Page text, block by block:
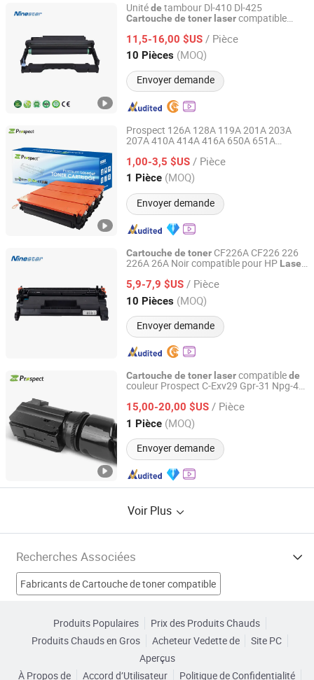
Unitéde tambour Dl-410 Dl-425
Cartouche de toner lasercompatible
Pages
11,5-16,00 $US / Pièce
10 Pièces (MOQ)
Envoyer demande
Zhuhai Ninestar Information Technology Co., Ltd.
Guangdong, China Depuis 2024
Prospect 126A 128A 119A 201A 203A
207A 410A 414A 416A 650A 651A
Fournituresde Bureau
pour Toner Couleur
1,00-3,5 $US / Pièce
1 Pièce (MOQ)
Envoyer demande
Prospect Image Products Limited of Zhuhai
Guangdong, China Depuis 2024
Cartouche de toner CF226A CF226 226
226A 26A Noir compatible pour HP Laser
5,9-7,9 $US / Pièce
10 Pièces (MOQ)
Envoyer demande
Zhuhai Ninestar Information Technology Co., Ltd.
Guangdong, China Depuis 2024
Cartouche de toner lasercompatiblede
couleur Prospect C-Exv29 Gpr-31 Npg-46
Exv21 Npg-35 pour Canon
15,00-20,00 $US / Pièce
1 Pièce (MOQ)
Envoyer demande
Prospect Image Products Limited of Zhuhai
Guangdong, China Depuis 2024
Voir Plus
Recherches Associées
Fabricants de Cartouche de toner compatible
Fabricants de Cartouche d'encre
Produits Populaires
Prix des Produits Chauds
Produits Chauds en Gros
Acheteur Vedette de
Site PC
Aperçus
À Propos de
Accord d’Utilisateur Politique de Confidentialité